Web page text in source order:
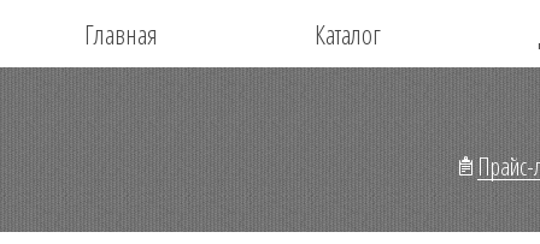
Главная Каталог
Прайс-